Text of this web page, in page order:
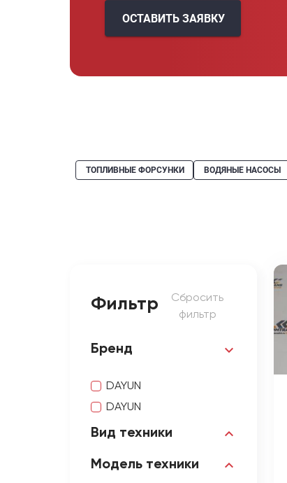
ОСТАВИТЬ ЗАЯВКУ
ТОПЛИВНЫЕ ФОРСУНКИ ВОДЯНЫЕ НАСОСЫ
Фильтр
Сбросить
фильтр
Бренд
DAYUN
DAYUN
Вид техники
Модель техники